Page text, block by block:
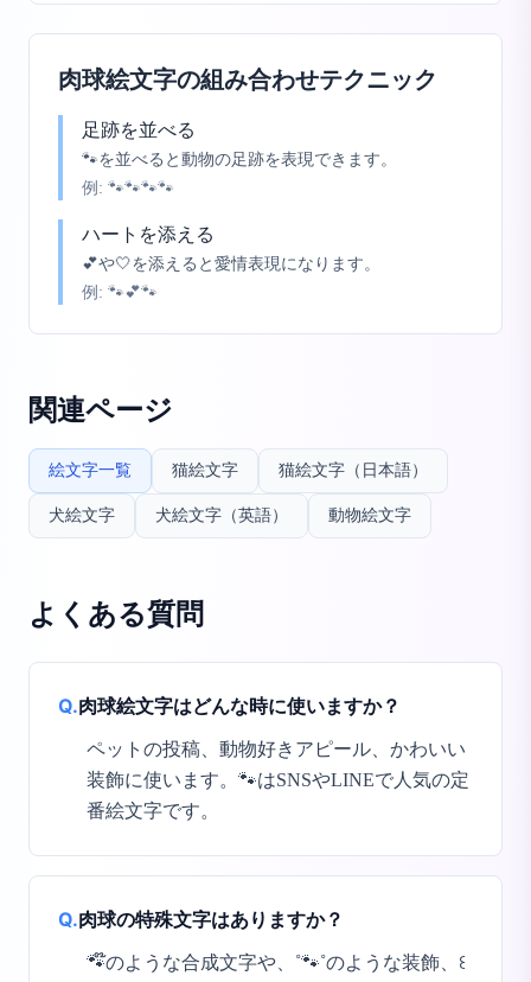
肉球絵文字の組み合わせテクニック
足跡を並べる
🐾を並べると動物の足跡を表現できます。
例: 🐾🐾🐾🐾
ハートを添える
💕や🤍を添えると愛情表現になります。
例: 🐾💕🐾
関連ページ
絵文字一覧 猫絵文字 猫絵文字（日本語）
犬絵文字 犬絵文字（英語） 動物絵文字
よくある質問
Q.肉球絵文字はどんな時に使いますか？
ペットの投稿、動物好きアピール、かわいい
装飾に使います。🐾はSNSやLINEで人気の定
番絵文字です。
Q.肉球の特殊文字はありますか？
🐾໊のような合成文字や、˚🐾˚のような装飾、꒰